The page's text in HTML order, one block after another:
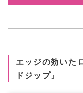
エッジの効いた
ドジップ』